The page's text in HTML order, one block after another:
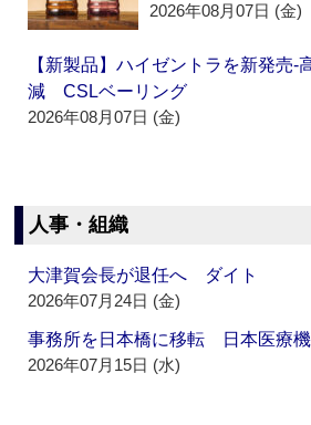
2026年08月07日 (金)
【新製品】ハイゼントラを新発売‐
減 CSLベーリング
2026年08月07日 (金)
人事・組織
大津賀会長が退任へ ダイト
2026年07月24日 (金)
事務所を日本橋に移転 日本医療
2026年07月15日 (水)